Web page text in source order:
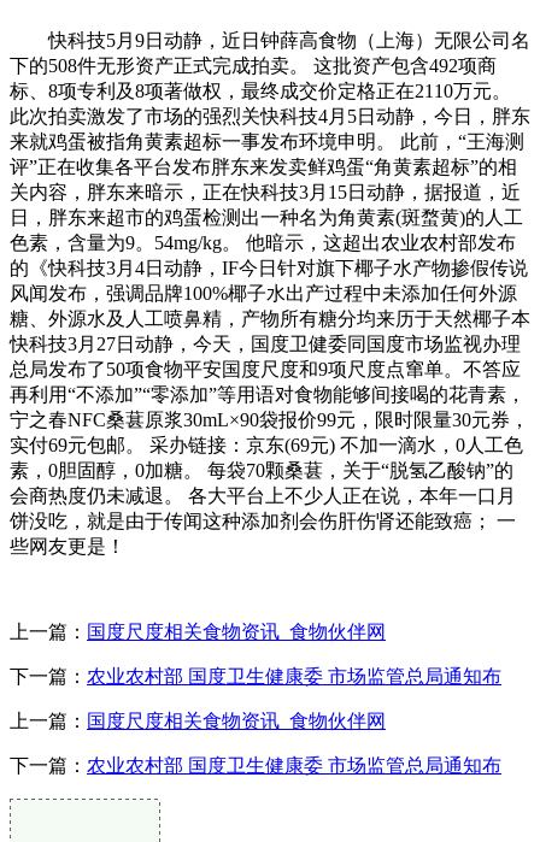
快科技5月9日动静，近日钟薛高食物（上海）无限公司名
下的508件无形资产正式完成拍卖。 这批资产包含492项商
标、8项专利及8项著做权，最终成交价定格正在2110万元。
此次拍卖激发了市场的强烈关快科技4月5日动静，今日，胖东
来就鸡蛋被指角黄素超标一事发布环境申明。 此前，“王海测
评”正在收集各平台发布胖东来发卖鲜鸡蛋“角黄素超标”的相
关内容，胖东来暗示，正在快科技3月15日动静，据报道，近
日，胖东来超市的鸡蛋检测出一种名为角黄素(斑蝥黄)的人工
色素，含量为9。54mg/kg。 他暗示，这超出农业农村部发布
的《快科技3月4日动静，IF今日针对旗下椰子水产物掺假传说
风闻发布，强调品牌100%椰子水出产过程中未添加任何外源
糖、外源水及人工喷鼻精，产物所有糖分均来历于天然椰子本
快科技3月27日动静，今天，国度卫健委同国度市场监视办理
总局发布了50项食物平安国度尺度和9项尺度点窜单。不答应
再利用“不添加”“零添加”等用语对食物能够间接喝的花青素，
宁之春NFC桑葚原浆30mL×90袋报价99元，限时限量30元券，
实付69元包邮。 采办链接：京东(69元) 不加一滴水，0人工色
素，0胆固醇，0加糖。 每袋70颗桑葚，关于“脱氢乙酸钠”的
会商热度仍未减退。 各大平台上不少人正在说，本年一口月
饼没吃，就是由于传闻这种添加剂会伤肝伤肾还能致癌； 一
些网友更是！
上一篇： 国度尺度相关食物资讯_食物伙伴网
下一篇： 农业农村部 国度卫生健康委 市场监管总局通知布
上一篇： 国度尺度相关食物资讯_食物伙伴网
下一篇： 农业农村部 国度卫生健康委 市场监管总局通知布